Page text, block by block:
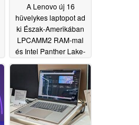
A Lenovo új 16
hüvelykes laptopot ad
ki Észak-Amerikában
LPCAMM2 RAM-mal
és Intel Panther Lake-
rel05/13/2026